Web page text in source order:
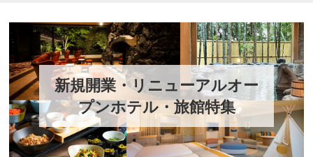
新規開業・リニューアルオー
プンホテル・旅館特集